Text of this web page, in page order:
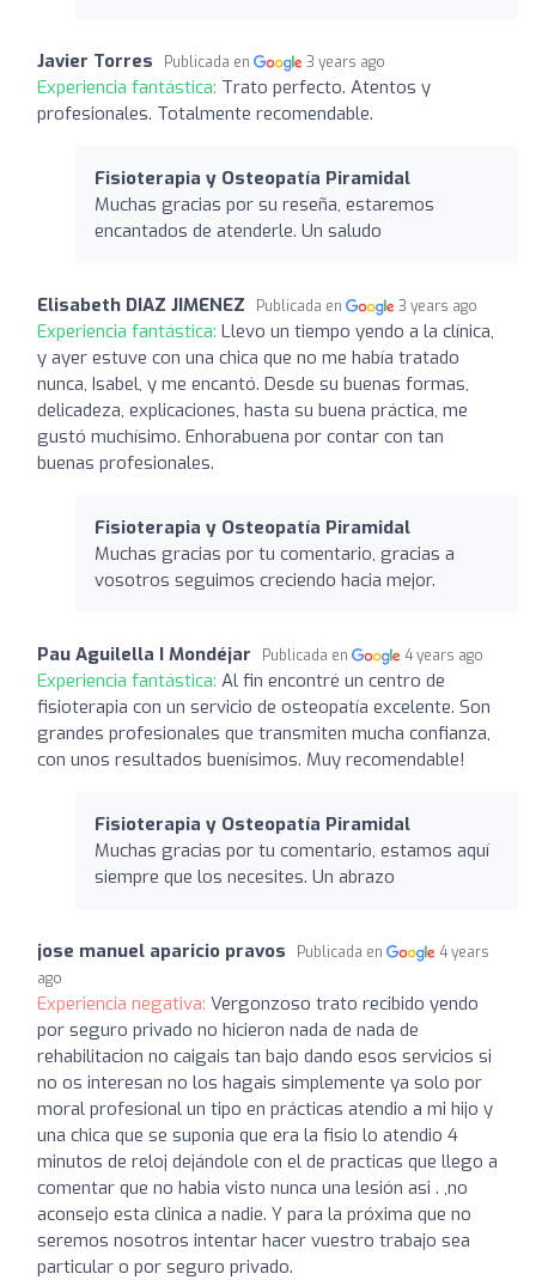
Javier Torres Publicada en 3 years ago
Experiencia fantástica: Trato perfecto. Atentos y
profesionales. Totalmente recomendable.
Fisioterapia y Osteopatía Piramidal
Muchas gracias por su reseña, estaremos
encantados de atenderle. Un saludo
Elisabeth DIAZ JIMENEZ Publicada en 3 years ago
Experiencia fantástica: Llevo un tiempo yendo a la clínica,
y ayer estuve con una chica que no me había tratado
nunca, Isabel, y me encantó. Desde su buenas formas,
delicadeza, explicaciones, hasta su buena práctica, me
gustó muchísimo. Enhorabuena por contar con tan
buenas profesionales.
Fisioterapia y Osteopatía Piramidal
Muchas gracias por tu comentario, gracias a
vosotros seguimos creciendo hacia mejor.
Pau Aguilella I Mondéjar Publicada en 4 years ago
Experiencia fantástica: Al fin encontré un centro de
fisioterapia con un servicio de osteopatía excelente. Son
grandes profesionales que transmiten mucha confianza,
con unos resultados buenísimos. Muy recomendable!
Fisioterapia y Osteopatía Piramidal
Muchas gracias por tu comentario, estamos aquí
siempre que los necesites. Un abrazo
jose manuel aparicio pravos Publicada en
4 years
ago
Experiencia negativa: Vergonzoso trato recibido yendo
por seguro privado no hicieron nada de nada de
rehabilitacion no caigais tan bajo dando esos servicios si
no os interesan no los hagais simplemente ya solo por
moral profesional un tipo en prácticas atendio a mi hijo y
una chica que se suponia que era la fisio lo atendio 4
minutos de reloj dejándole con el de practicas que llego a
comentar que no habia visto nunca una lesión asi . ,no
aconsejo esta clinica a nadie. Y para la próxima que no
seremos nosotros intentar hacer vuestro trabajo sea
particular o por seguro privado.